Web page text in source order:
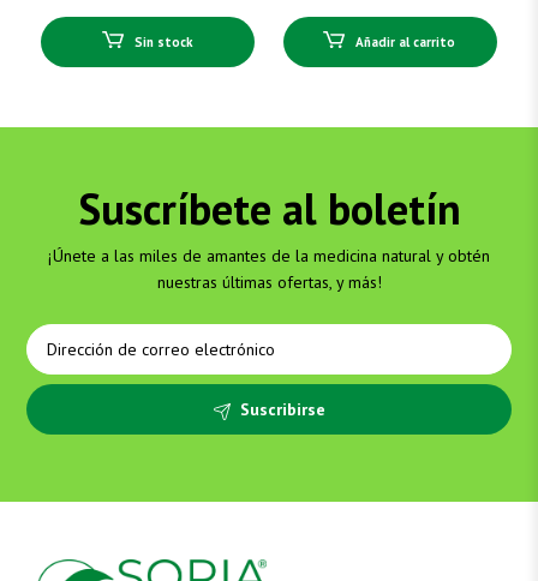
Sin stock Añadir al carrito
Suscríbete al boletín
¡Únete a las miles de amantes de la medicina natural y obtén
nuestras últimas ofertas, y más!
Suscribirse